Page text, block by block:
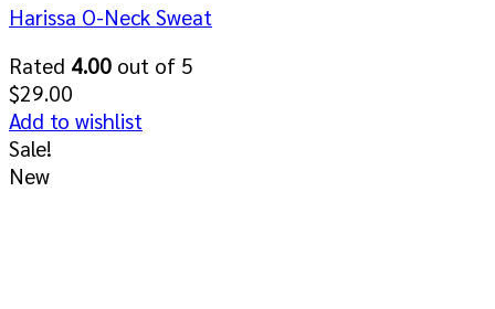
Harissa O-Neck Sweat
Rated 4.00 out of 5
$29.00
Add to wishlist
Sale!
New